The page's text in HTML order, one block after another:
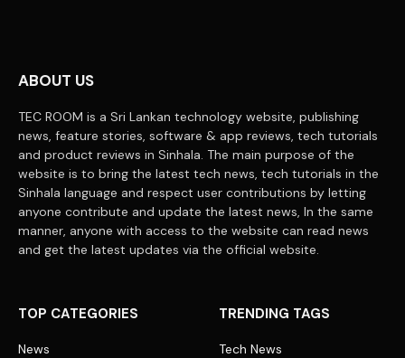
ABOUT US
TEC ROOM is a Sri Lankan technology website, publishing
news, feature stories, software & app reviews, tech tutorials
and product reviews in Sinhala. The main purpose of the
website is to bring the latest tech news, tech tutorials in the
Sinhala language and respect user contributions by letting
anyone contribute and update the latest news, In the same
manner, anyone with access to the website can read news
and get the latest updates via the official website.
TOP CATEGORIES
News
TRENDING TAGS
Tech News